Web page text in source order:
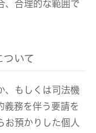
、合理的な範囲で
いて
、もしくは司法機
義務を伴う要請を
お預かりした個人